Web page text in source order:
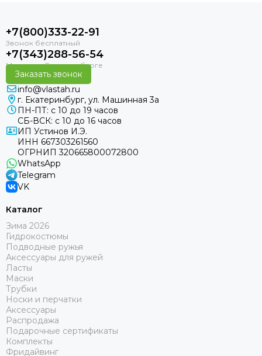
+7(800)333-22-91
+7(343)288-56-54
Заказать звонок
info@vlastah.ru
г. Екатеринбург, ул. Машинная 3а
ПН-ПТ: с 10 до 19 часов
СБ-ВСК: с 10 до 16 часов
ИП Устинов И.Э.
ИНН 667303261560
ОГРНИП 320665800072800
WhatsApp
Telegram
VK
Каталог
Зима 2026
Гидрокостюмы
Подводные ружья
Аксессуары для ружей
Ласты
Маски
Трубки
Носки и перчатки
Аксессуары
Распродажа
Подарочные сертификаты
Комплекты
Фридайвинг